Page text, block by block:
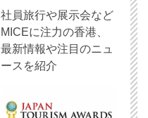
社員旅行や展示会など
MICEに注力の香港、
最新情報や注目のニュ
ースを紹介